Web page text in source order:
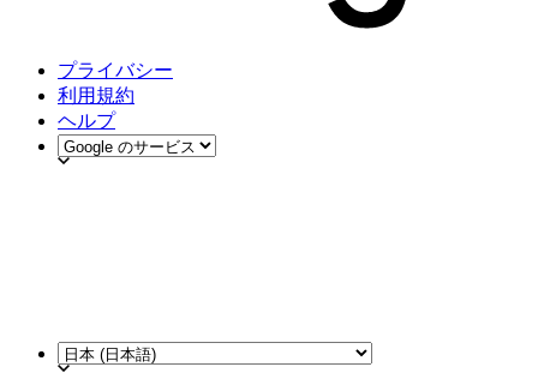
プライバシー
利用規約
ヘルプ